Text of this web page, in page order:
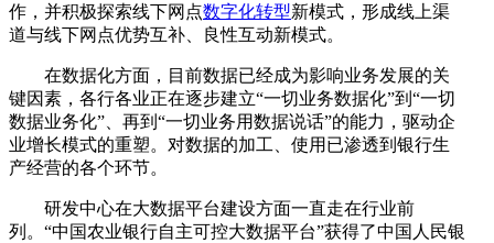
作，并积极探索线下网点数字化转型新模式，形成线上渠
道与线下网点优势互补、良性互动新模式。
在数据化方面，目前数据已经成为影响业务发展的关
键因素，各行各业正在逐步建立“一切业务数据化”到“一切
数据业务化”、再到“一切业务用数据说话”的能力，驱动企
业增长模式的重塑。对数据的加工、使用已渗透到银行生
产经营的各个环节。
研发中心在大数据平台建设方面一直走在行业前
列。“中国农业银行自主可控大数据平台”获得了中国人民银